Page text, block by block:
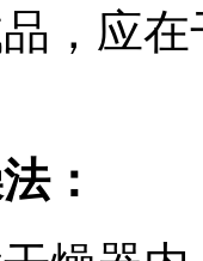
，应
：